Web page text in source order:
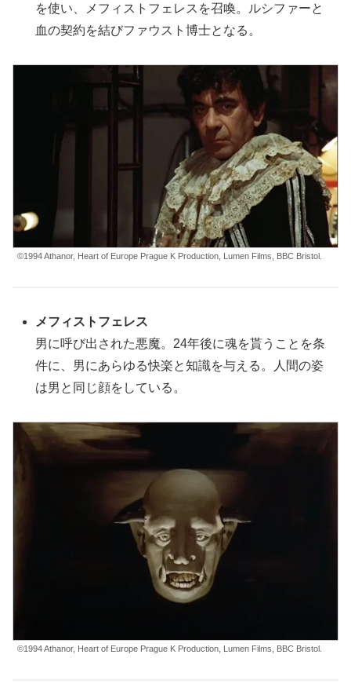
を使い、メフィストフェレスを召喚。ルシファーと
血の契約を結びファウスト博士となる。
©1994 Athanor, Heart of Europe Prague K Production, Lumen Films, BBC Bristol.
メフィストフェレス
男に呼び出された悪魔。24年後に魂を貰うことを条
件に、男にあらゆる快楽と知識を与える。人間の姿
は男と同じ顔をしている。
©1994 Athanor, Heart of Europe Prague K Production, Lumen Films, BBC Bristol.